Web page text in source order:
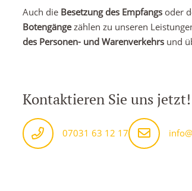
Auch die Besetzung des Empfangsoder
Botengängezählen zu unseren
des Personen- und Warenverkehrsund
Kontaktieren Sie uns jetzt!
07031 63 12 17